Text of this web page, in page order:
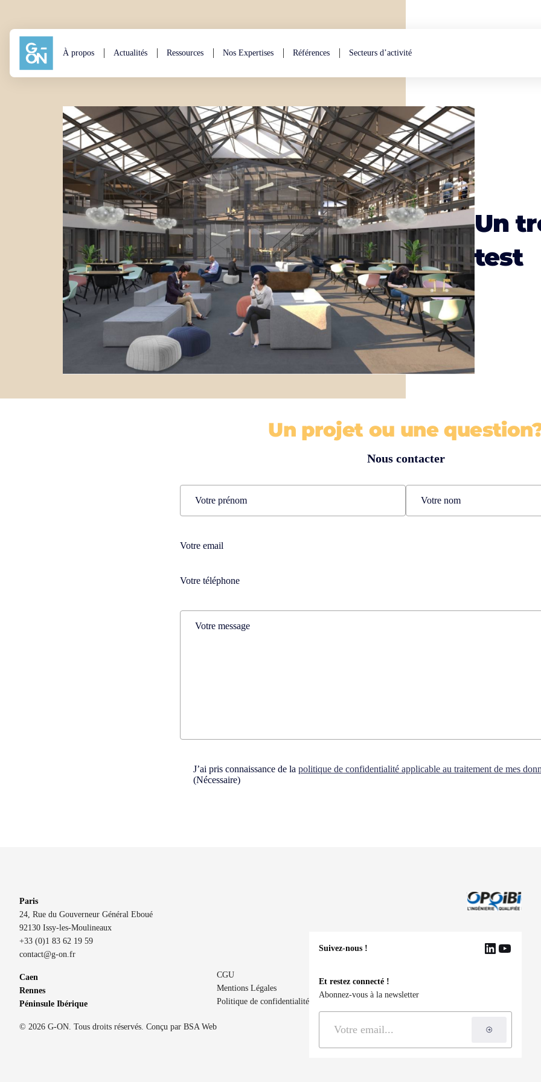
À propos Actualités Ressources Nos Expertises Références Secteurs d’activité
Un
test
Un projet ou une
Nous contacter
Name
Téléphone(Nécessaire)
Téléphone(Nécessaire)
Comments
Consent(Nécessaire)
J’ai pris connaissance de la politique de confidentialité applicable au traitement de mes
(Nécessaire)
Paris
24, Rue du Gouverneur Général Eboué
92130 Issy-les-Moulineaux
+33 (0)1 83 62 19 59
contact@g-on.fr
Caen
Rennes
Péninsule Ibérique
© 2026 G-ON. Tous droits réservés. Conçu par BSA Web
CGU
Mentions Légales
Politique de confidentialité
Suivez-nous ! LinkedIn
Et restez connecté !
Abonnez-vous à la newsletter
S'inscrire à